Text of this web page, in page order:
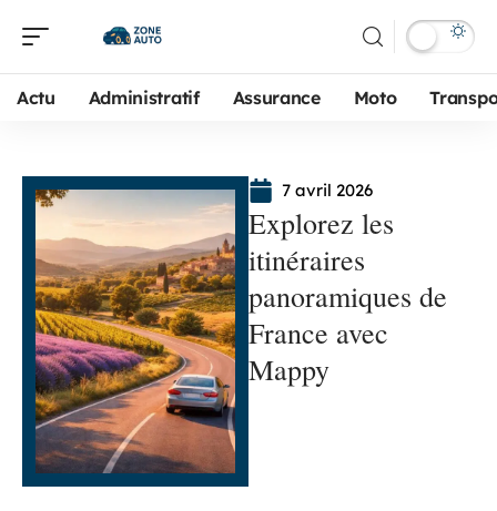
Actu Administratif Assurance Moto
7 avril 2026
Explorez les
itinéraires
panoramiques de
France avec
Mappy